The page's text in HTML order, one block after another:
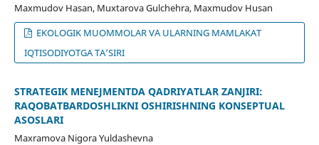
Maxmudov Hasan, Muxtarova Gulchehra, Maxmudov Husan
EKOLOGIK MUOMMOLAR VA ULARNING MAMLAKAT
IQTISODIYOTGA TA’SIRI
STRATEGIK MENEJMENTDA QADRIYATLAR ZANJIRI:
RAQOBATBARDOSHLIKNI OSHIRISHNING KONSEPTUAL
ASOSLARI
Maxramova Nigora Yuldashevna